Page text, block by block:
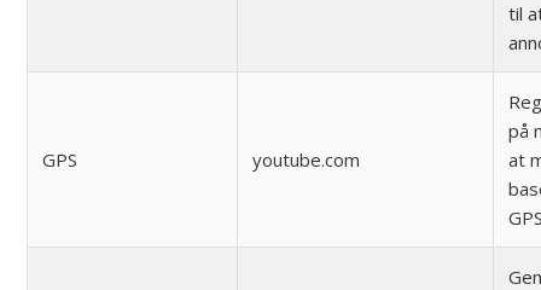
til
GPS youtube.com
på
at